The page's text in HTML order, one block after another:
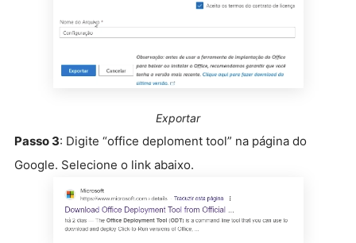
Exportar
Passo 3: Digite “office deploment tool” na página do
Google. Selecione o link abaixo.